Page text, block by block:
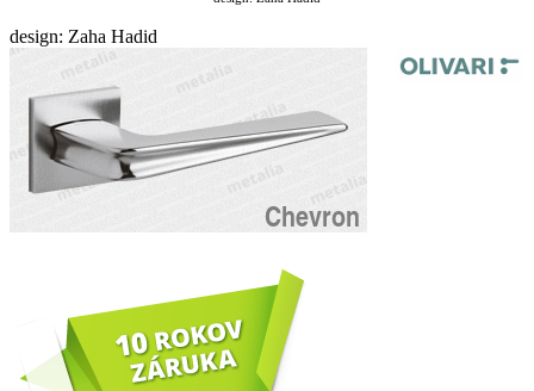
design: Zaha Hadid